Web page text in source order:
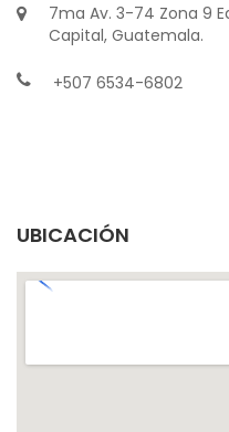
7ma Av. 3-74 Zona 9
Capital, Guatemala.
+507 6534-6802
UBICACIÓN